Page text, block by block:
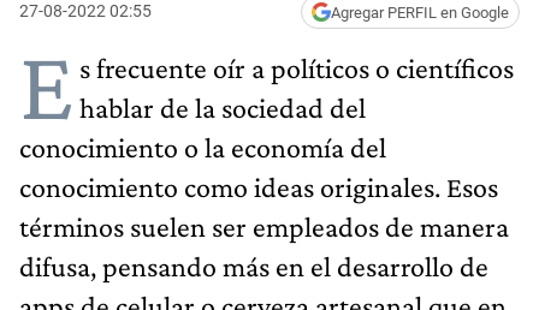
27-08-2022 02:55 Agregar PERFIL en Google
E s frecuente oír a políticos o científicos
hablar de la sociedad del
conocimiento o la economía del
conocimiento como ideas originales. Esos
términos suelen ser empleados de manera
difusa, pensando más en el desarrollo de